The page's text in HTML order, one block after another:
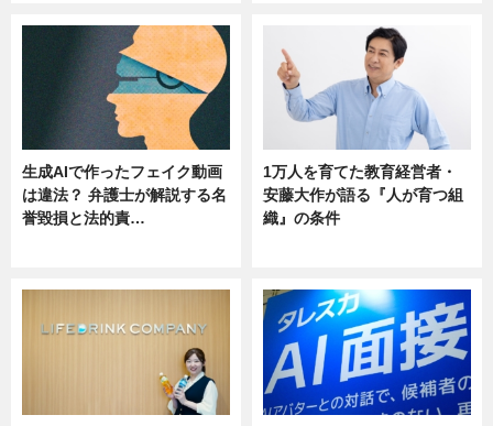
生成AIで作ったフェイク動画
は違法？ 弁護士が解説する名
誉毀損と法的責…
1万人を育てた教育経営者・
安藤大作が語る『人が育つ組
織』の条件